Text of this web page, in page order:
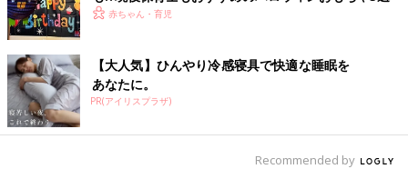
赤ちゃん・育児
【大人気】ひんやり冷感寝具で快適な睡眠を
あなたに。
PR(アイリスプラザ)
Recommended by